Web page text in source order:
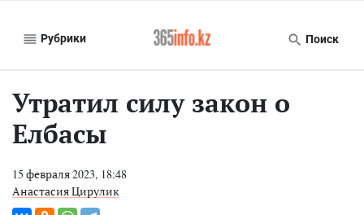
Рубрики Поиск
Утратил силу закон о
Елбасы
15 февраля 2023, 18:48
Анастасия Цирулик